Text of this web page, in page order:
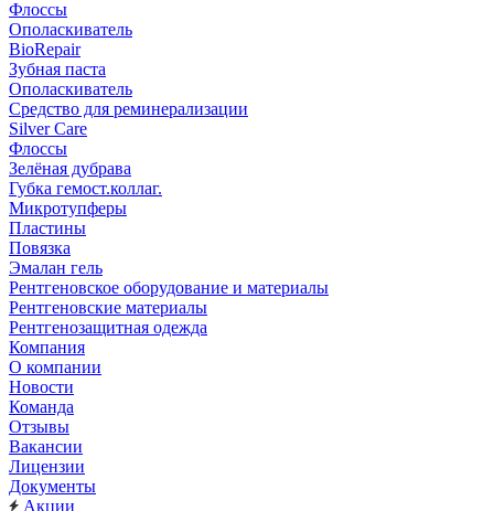
Флоссы
Ополаскиватель
BioRepair
Зубная паста
Ополаскиватель
Средство для реминерализации
Silver Care
Флоссы
Зелёная дубрава
Губка гемост.коллаг.
Микротупферы
Пластины
Повязка
Эмалан гель
Рентгеновское оборудование и материалы
Рентгеновские материалы
Рентгенозащитная одежда
Компания
О компании
Новости
Команда
Отзывы
Вакансии
Лицензии
Документы
Акции